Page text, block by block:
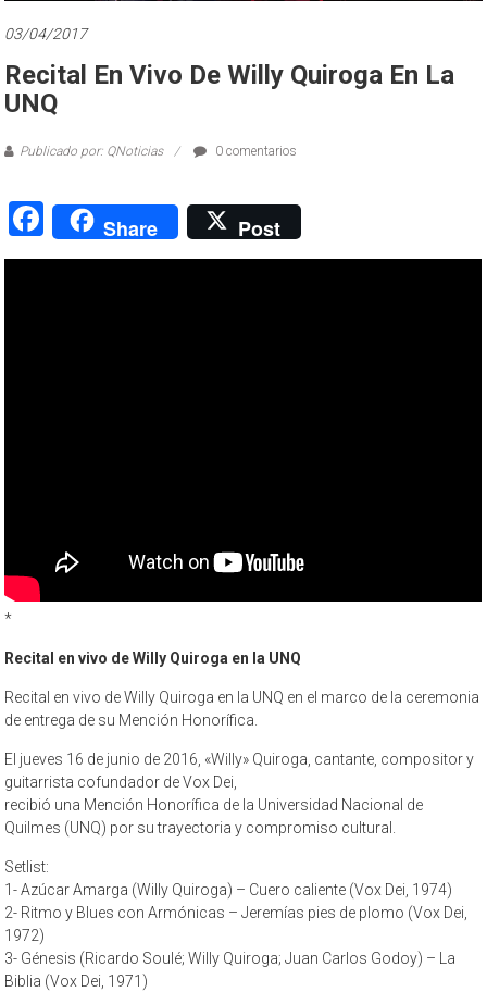
03/04/2017
Recital En Vivo De Willy Quiroga En La
UNQ
Publicado por: QNoticias 0 comentarios
Facebook
Share Post
*
Recital en vivo de Willy Quiroga en la UNQ
Recital en vivo de Willy Quiroga en la UNQ en el marco de la ceremonia
de entrega de su Mención Honorífica.
El jueves 16 de junio de 2016, «Willy» Quiroga, cantante, compositor y
guitarrista cofundador de Vox Dei,
recibió una Mención Honorífica de la Universidad Nacional de
Quilmes (UNQ) por su trayectoria y compromiso cultural.
Setlist:
1- Azúcar Amarga (Willy Quiroga) – Cuero caliente (Vox Dei, 1974)
2- Ritmo y Blues con Armónicas – Jeremías pies de plomo (Vox Dei,
1972)
3- Génesis (Ricardo Soulé; Willy Quiroga; Juan Carlos Godoy) – La
Biblia (Vox Dei, 1971)